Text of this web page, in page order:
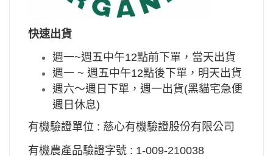
快速出貨
週一~週五中午12點前下單，當天出貨
週一 ~ 週五中午12點後下單，明天出貨
週六～週日下單，週一出貨(黑貓宅急便
週日休息)
有機驗證單位 : 慈心有機驗證股份有限公司
有機農產品驗證字號 : 1-009-210038